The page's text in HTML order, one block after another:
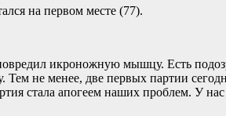
на первом месте (77).
икроножную мышцу. Есть
Тем не менее, две первых партии
стала апогеем наших проблем. У